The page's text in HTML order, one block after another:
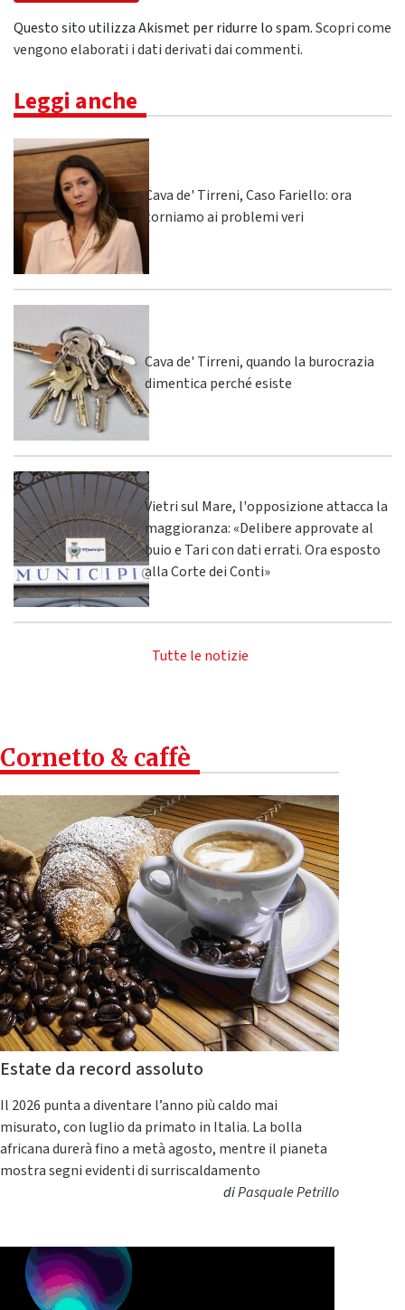
Questo sito utilizza Akismet per ridurre lo spam.Scopri come
vengono elaborati i dati derivati dai commenti.
Leggi anche
Cava de' Tirreni, Caso Fariello: ora
torniamo ai problemi veri
Cava de' Tirreni, quando la burocrazia
dimentica perché esiste
Vietri sul Mare, l'opposizione attacca la
maggioranza: «Delibere approvate al
buio e Tari con dati errati. Ora esposto
alla Corte dei Conti»
Tutte le notizie
Cornetto & caffè
Estate da record assoluto
Il 2026 punta a diventare l’anno più caldo mai
misurato, con luglio da primato in Italia. La bolla
africana durerà fino a metà agosto, mentre il pianeta
mostra segni evidenti di surriscaldamento
diPasquale Petrillo